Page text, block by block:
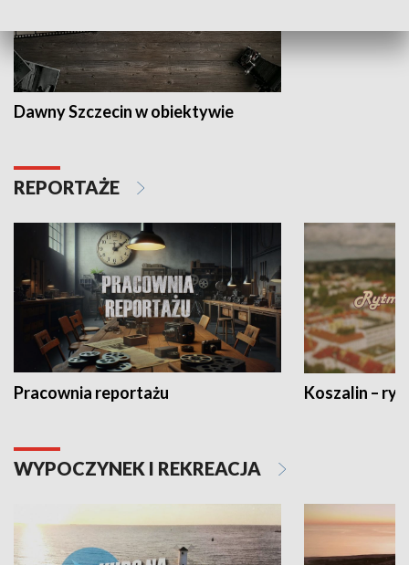
Dawny Szczecin w obiektywie
REPORTAŻE
Pracownia reportażu Koszalin –
WYPOCZYNEK I REKREACJA